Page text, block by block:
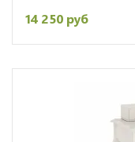
14 250 руб